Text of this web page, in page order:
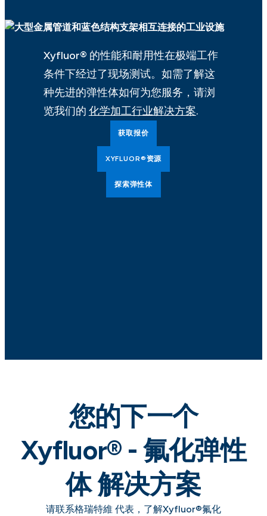
Xyfluor® 的性能和耐用性在极端工作
条件下经过了现场测试。如需了解这
种先进的弹性体如何为您服务，请浏
览我们的 化学加工行业解决方案.
获取报价
XYFLUOR®资源
探索弹性体
您的下一个
Xyfluor® - 氟化弹性
体解决方案
请联系格瑞特維 代表，了解Xyfluor®氟化